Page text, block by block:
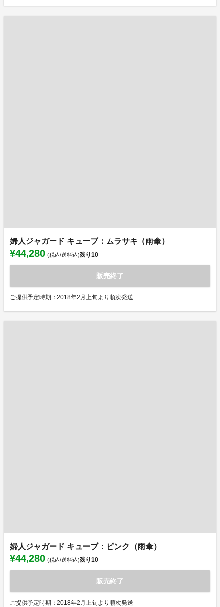
婦人ジャガード キューブ：ムラサキ（雨傘）
¥44,280 (税込/送料込)残り10
販売終了
ご提供予定時期：2018年2月上旬より順次発送
婦人ジャガード キューブ：ピンク（雨傘）
¥44,280 (税込/送料込)残り10
販売終了
ご提供予定時期：2018年2月上旬より順次発送